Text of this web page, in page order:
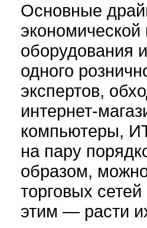
Основные
экономической
оборудования
одного
экспертов,
интернет-
компьютеры,
на пару
образом,
торговых
этим — расти